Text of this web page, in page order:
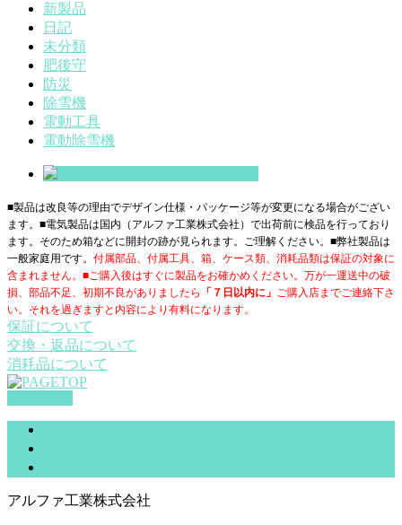
新製品
日記
未分類
肥後守
防災
除雪機
電動工具
電動除雪機
■製品は改良等の理由でデザイン仕様・パッケージ等が変更になる場合がござい
ます。■電気製品は国内（アルファ工業株式会社）で出荷前に検品を行っており
ます。そのため箱などに開封の跡が見られます。ご理解ください。■弊社製品は
一般家庭用です。 付属部品、付属工具、箱、ケース類、消耗品類は保証の対象に
含まれません。■ご購入後はすぐに製品をお確かめください。万が一運送中の破
損、部品不足、初期不良がありましたら
「７日以内に」 ご購入店までご連絡下さ
い。それを過ぎますと内容により有料になります。
保証について
交換・返品について
消耗品について
アルファ工業株式会社